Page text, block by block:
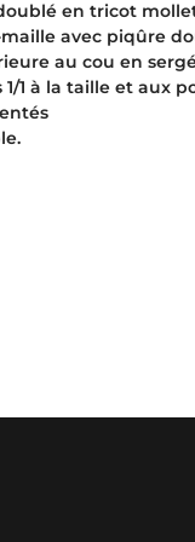
en tricot
avec piqûre
au cou en
1/1 à la taille et aux